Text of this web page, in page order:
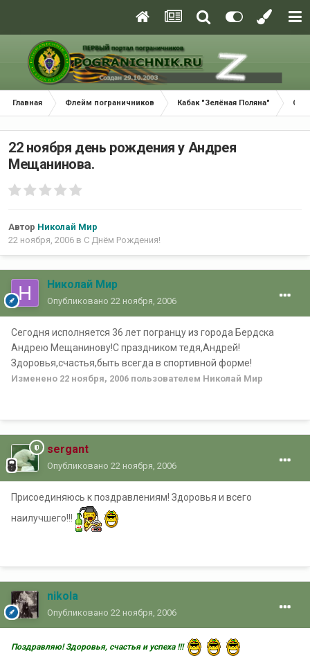
Главная Флейм пограничников Кабак "Зелёная Поляна" С
22 ноября день рождения у Андрея
Мещанинова.
Автор Николай Мир
22 ноября, 2006 в С Днём Рождения!
Николай Мир
Опубликовано 22 ноября, 2006
Сегодня исполняется 36 лет погранцу из города Бердска
Андрею Мещанинову!С праздником тедя,Андрей!
Здоровья,счастья,быть всегда в спортивной форме!
Изменено 22 ноября, 2006 пользователем Николай Мир
sergant
Опубликовано 22 ноября, 2006
Присоединяюсь к поздравлениям! Здоровья и всего
наилучшего!!!
nikola
Опубликовано 22 ноября, 2006
Поздравляю! Здоровья, счастья и успеха !!!